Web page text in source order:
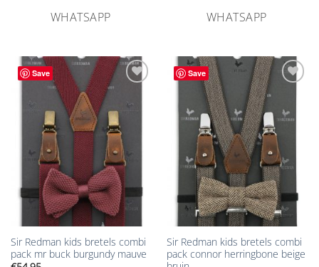
WHATSAPP
WHATSAPP
Save
verlanglijst
toevoegen
Sir Redman kids bretels combi
pack mr buck burgundy mauve
Save
verlanglijst
toevoegen
Sir Redman kids bretels combi
pack connor herringbone beige